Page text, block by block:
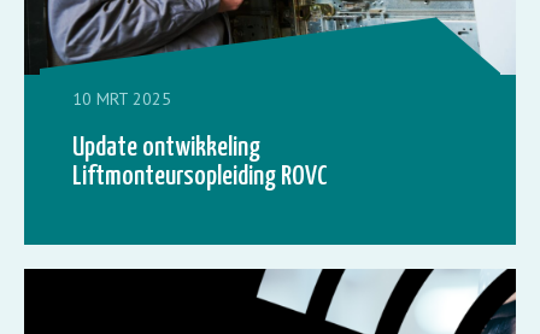
10 MRT 2025
Update ontwikkeling
Liftmonteursopleiding ROVC